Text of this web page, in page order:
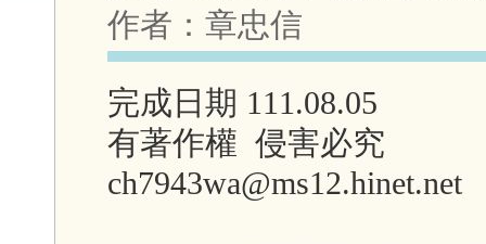
作者： 章忠信
完成日期 111.08.05
有著作權 侵害必究
ch7943wa@ms12.hinet.net